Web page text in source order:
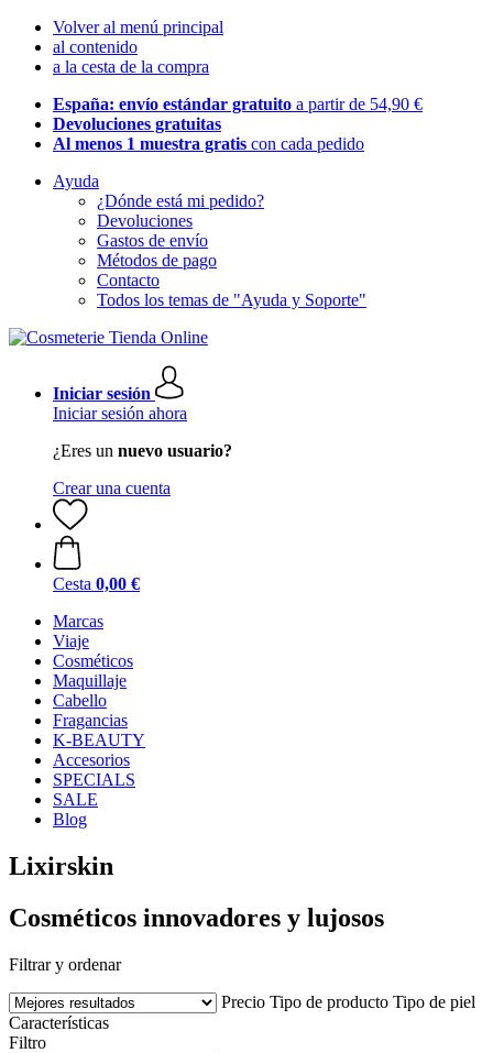
Volver al menú principal
al contenido
a la cesta de la compra
España: envío estándar gratuito a partir de 54,90 €
Devoluciones gratuitas
Al menos 1 muestra gratis con cada pedido
Ayuda
¿Dónde está mi pedido?
Devoluciones
Gastos de envío
Métodos de pago
Contacto
Todos los temas de "Ayuda y Soporte"
Iniciar sesión
Iniciar sesión ahora
¿Eres un nuevo usuario?
Crear una cuenta
Cesta 0,00 €
Marcas
Viaje
Cosméticos
Maquillaje
Cabello
Fragancias
K-BEAUTY
Accesorios
SPECIALS
SALE
Blog
Lixirskin
Cosméticos innovadores y lujosos
Filtrar y ordenar
Precio Tipo de producto Tipo de piel
Características
Filtro